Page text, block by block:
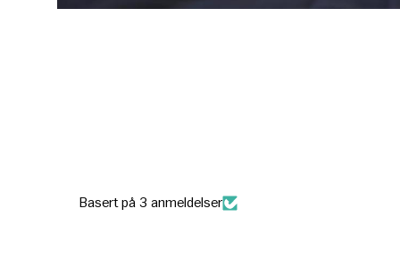
Basert på 3 anmeldelser